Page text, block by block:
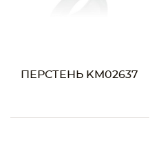
ПЕРСТЕНЬ KM02637